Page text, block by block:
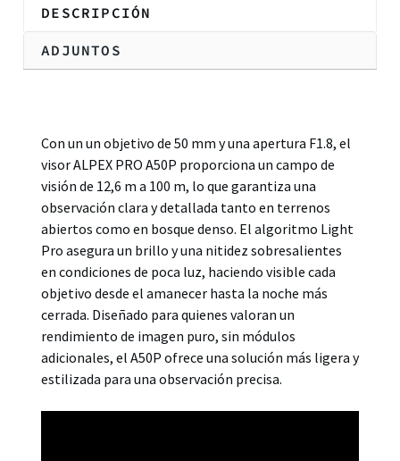
DESCRIPCIÓN
ADJUNTOS
Con un un objetivo de 50 mm y una apertura F1.8, el
visor ALPEX PRO A50P proporciona un campo de
visión de 12,6 m a 100 m, lo que garantiza una
observación clara y detallada tanto en terrenos
abiertos como en bosque denso. El algoritmo Light
Pro asegura un brillo y una nitidez sobresalientes
en condiciones de poca luz, haciendo visible cada
objetivo desde el amanecer hasta la noche más
cerrada. Diseñado para quienes valoran un
rendimiento de imagen puro, sin módulos
adicionales, el A50P ofrece una solución más ligera y
estilizada para una observación precisa.